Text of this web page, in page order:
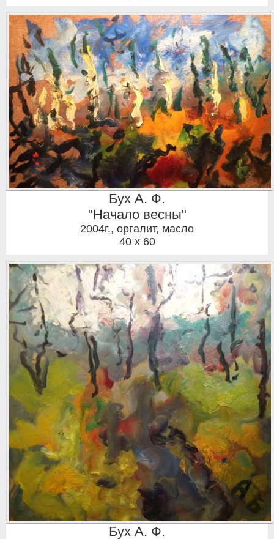
Бух А. Ф.
"Начало весны"
2004г., оргалит, масло
40 x 60
Бух А. Ф.